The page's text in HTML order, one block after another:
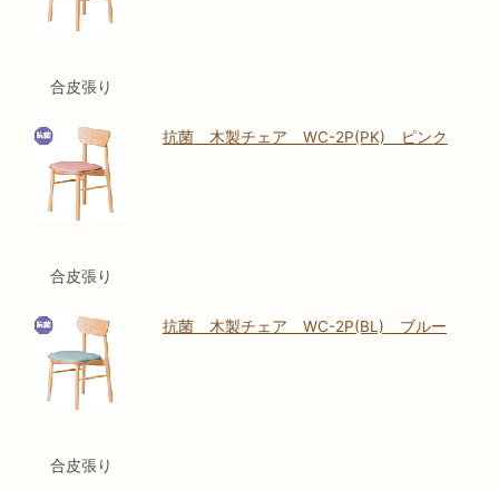
合皮張り
合皮張り
抗菌 木製チェア WC-2P(PK) ピンク
合皮張り
抗菌 木製チェア WC-2P(BL) ブルー